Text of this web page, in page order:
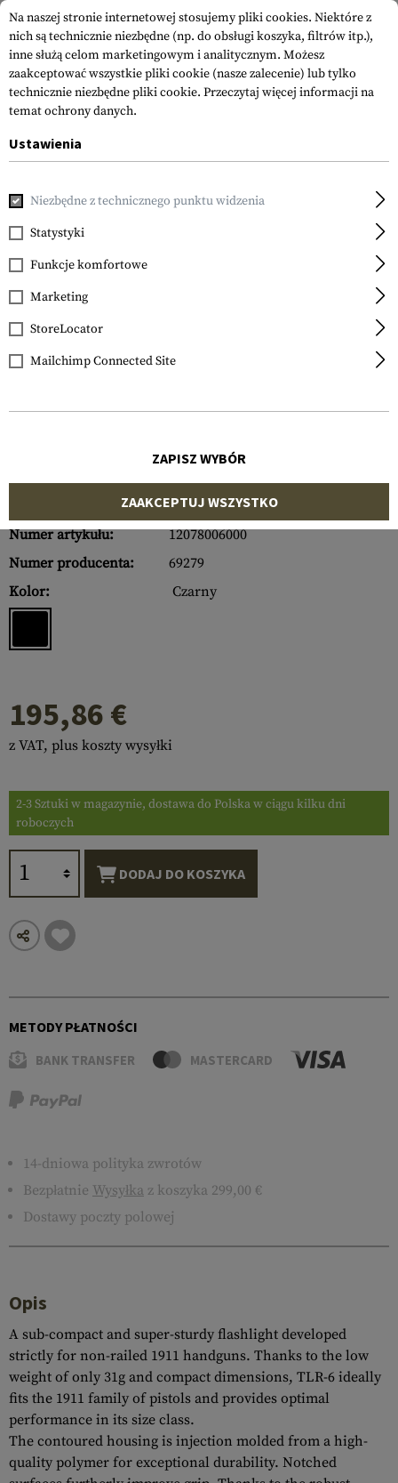
Streamlight
TLR-6 for Non-Railed
1911
Numer artykułu:
12078006000
Numer producenta:
69279
Kolor:
Czarny
195,86 €
z VAT, plus koszty wysyłki
2-3 Sztuki w magazynie, dostawa do Polska w ciągu kilku dni
roboczych
DODAJ DO KOSZYKA
METODY PŁATNOŚCI
BANK TRANSFER MASTERCARD
14-dniowa polityka zwrotów
Bezpłatnie Wysyłka z koszyka 299,00 €
Dostawy poczty polowej
Opis
A sub-compact and super-sturdy flashlight developed
strictly for non-railed 1911 handguns. Thanks to the low
weight of only 31g and compact dimensions, TLR-6 ideally
fits the 1911 family of pistols and provides optimal
performance in its size class.
The contoured housing is injection molded from a high-
quality polymer for exceptional durability. Notched
Na naszej stronie internetowej stosujemy pliki cookies. Niektóre z
nich są technicznie niezbędne (np. do obsługi koszyka, filtrów itp.),
inne służą celom marketingowym i analitycznym. Możesz
zaakceptować wszystkie pliki cookie (nasze zalecenie) lub tylko
technicznie niezbędne pliki cookie. Przeczytaj więcej informacji na
temat ochrony danych.
Ustawienia
Niezbędne z technicznego punktu widzenia
Statystyki
Funkcje komfortowe
Marketing
StoreLocator
Mailchimp Connected Site
ZAPISZ WYBÓR
ZAAKCEPTUJ WSZYSTKO